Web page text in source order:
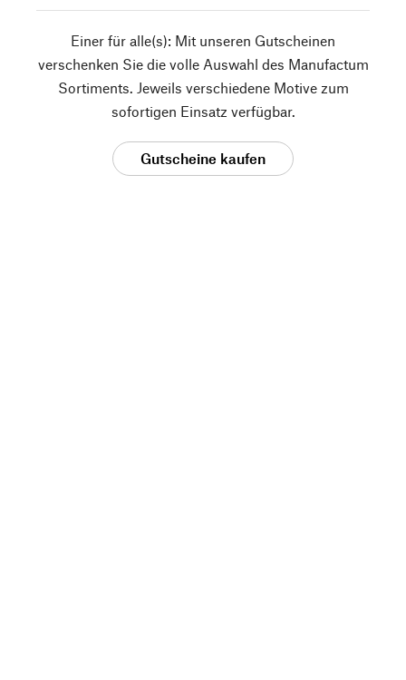
Einer für alle(s): Mit unseren Gutscheinen
verschenken Sie die volle Auswahl des Manufactum
Sortiments. Jeweils verschiedene Motive zum
sofortigen Einsatz verfügbar.
Gutscheine kaufen